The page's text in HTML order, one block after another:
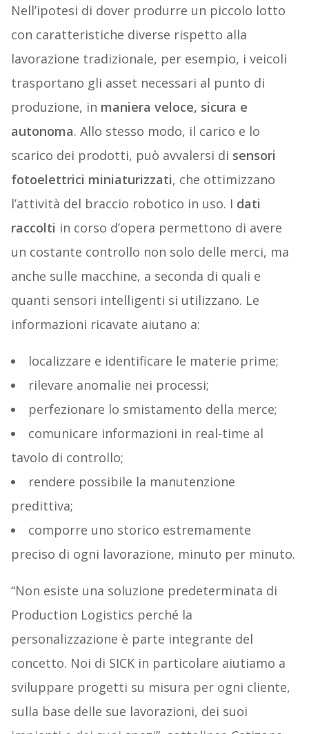
Nell’ipotesi di dover produrre un piccolo lotto
con caratteristiche diverse rispetto alla
lavorazione tradizionale, per esempio, i veicoli
trasportano gli asset necessari al punto di
produzione, in maniera veloce, sicura e
autonoma. Allo stesso modo, il carico e lo
scarico dei prodotti, può avvalersi di sensori
fotoelettrici miniaturizzati, che ottimizzano
l’attività del braccio robotico in uso. I dati
raccolti in corso d’opera permettono di avere
un costante controllo non solo delle merci, ma
anche sulle macchine, a seconda di quali e
quanti sensori intelligenti si utilizzano. Le
informazioni ricavate aiutano a:
localizzare e identificare le materie prime;
rilevare anomalie nei processi;
perfezionare lo smistamento della merce;
comunicare informazioni in real-time al
tavolo di controllo;
rendere possibile la manutenzione
predittiva;
comporre uno storico estremamente
preciso di ogni lavorazione, minuto per minuto.
“Non esiste una soluzione predeterminata di
Production Logistics perché la
personalizzazione è parte integrante del
concetto. Noi di SICK in particolare aiutiamo a
sviluppare progetti su misura per ogni cliente,
sulla base delle sue lavorazioni, dei suoi